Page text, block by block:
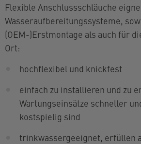
Flexible Anschlussschläuche
Wasseraufbereitungssysteme,
(OEM-)Erstmontage als auch für
Ort:
hochflexibel und knickfest
einfach zu installieren und zu
Wartungseinsätze schneller
kostspielig sind
trinkwassergeeignet, erfüllen